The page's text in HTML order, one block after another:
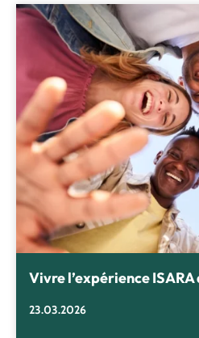
Vivre l’expérience
23.03.2026